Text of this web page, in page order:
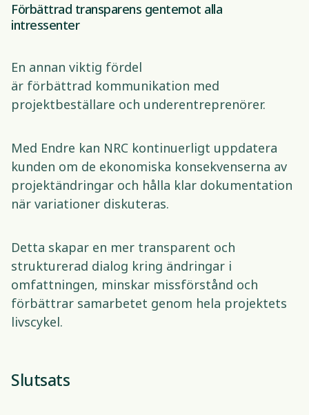
Förbättrad transparens gentemot alla
intressenter
En annan viktig fördel
är förbättrad kommunikation med
projektbeställare och underentreprenörer.
Med Endre kan NRC kontinuerligt uppdatera
kunden om de ekonomiska konsekvenserna av
projektändringar och hålla klar dokumentation
när variationer diskuteras.
Detta skapar en mer transparent och
strukturerad dialog kring ändringar i
omfattningen, minskar missförstånd och
förbättrar samarbetet genom hela projektets
livscykel.
Slutsats